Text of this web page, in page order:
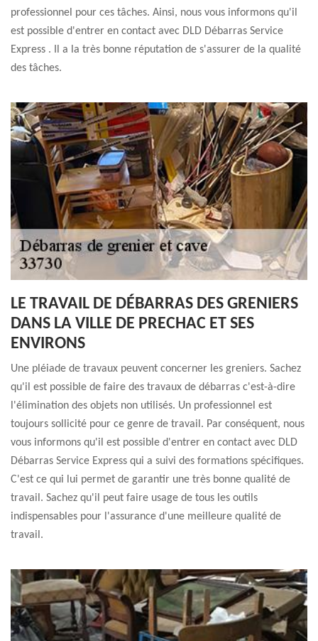
professionnel pour ces tâches. Ainsi, nous vous informons qu'il
est possible d'entrer en contact avec DLD Débarras Service
Express . Il a la très bonne réputation de s'assurer de la qualité
des tâches.
LE TRAVAIL DE DÉBARRAS DES GRENIERS
DANS LA VILLE DE PRECHAC ET SES
ENVIRONS
Une pléiade de travaux peuvent concerner les greniers. Sachez
qu'il est possible de faire des travaux de débarras c'est-à-dire
l'élimination des objets non utilisés. Un professionnel est
toujours sollicité pour ce genre de travail. Par conséquent, nous
vous informons qu'il est possible d'entrer en contact avec DLD
Débarras Service Express qui a suivi des formations spécifiques.
C'est ce qui lui permet de garantir une très bonne qualité de
travail. Sachez qu'il peut faire usage de tous les outils
indispensables pour l'assurance d'une meilleure qualité de
travail.